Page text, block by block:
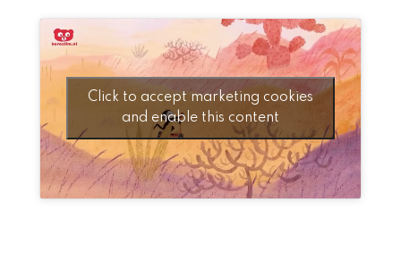
Click to accept marketing cookies
and enable this content